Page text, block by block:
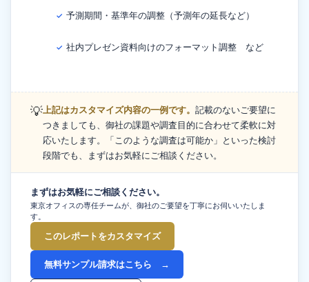
✓ 予測期間・基準年の調整（予測年の延長など）
✓ 社内プレゼン資料向けのフォーマット調整 など
💡上記はカスタマイズ内容の一例です。 記載のないご要望に
つきましても、御社の課題や調査目的に合わせて柔軟に対
応いたします。「このような調査は可能か」といった検討
段階でも、まずはお気軽にご相談ください。
まずはお気軽にご相談ください。
東京オフィスの専任チームが、御社のご要望を丁寧にお伺いいたしま
す。
このレポートをカスタマイズ
無料サンプル請求はこちら →